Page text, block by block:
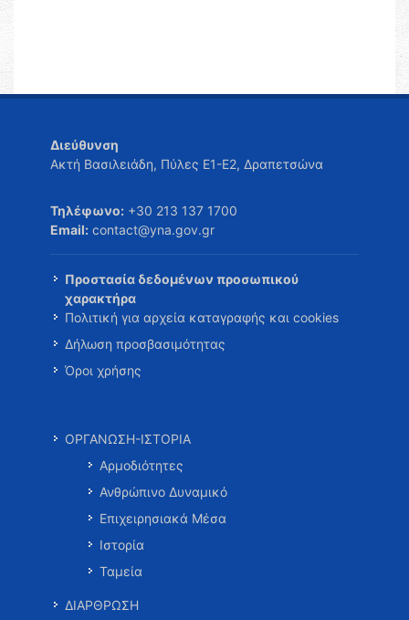
Διεύθυνση
Ακτή Βασιλειάδη, Πύλες Ε1-Ε2, Δραπετσώνα
Τηλέφωνο: +30 213 137 1700
Email: contact@yna.gov.gr
Προστασία δεδομένων προσωπικού
χαρακτήρα
Πολιτική για αρχεία καταγραφής και cookies
Δήλωση προσβασιμότητας
Όροι χρήσης
ΟΡΓΑΝΩΣΗ-ΙΣΤΟΡΙΑ
Αρμοδιότητες
Ανθρώπινο Δυναμικό
Επιχειρησιακά Μέσα
Ιστορία
Ταμεία
ΔΙΑΡΘΡΩΣΗ